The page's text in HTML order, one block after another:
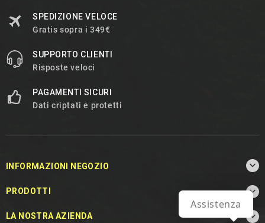
SPEDIZIONE VELOCE
Gratis sopra i 349€
SUPPORTO CLIENTI
Risposte veloci
PAGAMENTI SICURI
Dati criptati e protetti
INFORMAZIONI NEGOZIO 
PRODOTTI 
LA NOSTRA AZIENDA 
Assistenza